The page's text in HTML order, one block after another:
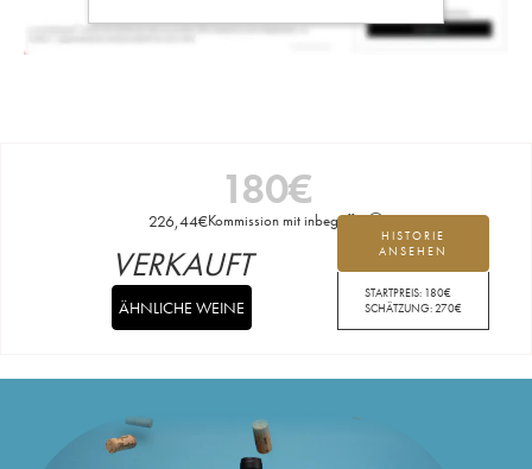
180€
226,44€Kommission mit inbegriffen
HISTORIE
ANSEHEN
STARTPREIS: 180€
SCHÄTZUNG:270€
VERKAUFT
ÄHNLICHE WEINE